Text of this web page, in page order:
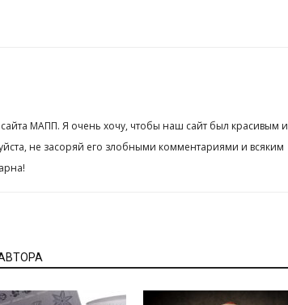
МАПП. Я очень хочу, чтобы наш сайт был красивым и
не засоряй его злобными комментариями и всяким